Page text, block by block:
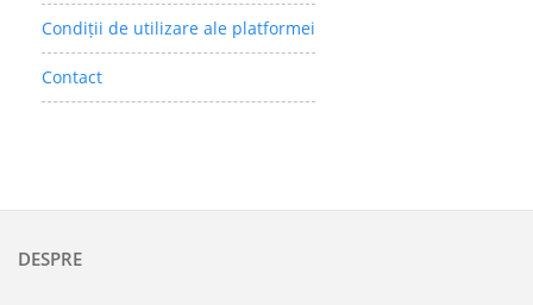
Condiții de utilizare ale platformei
Contact
DESPRE